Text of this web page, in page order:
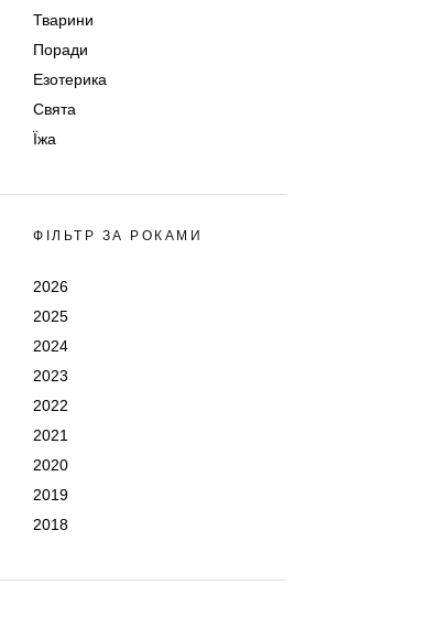
Тварини
Поради
Езотерика
Свята
Їжа
ФІЛЬТР ЗА РОКАМИ
2026
2025
2024
2023
2022
2021
2020
2019
2018